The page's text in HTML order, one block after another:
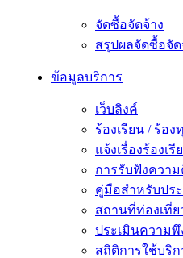
จัดซื้อจัดจ้าง
สรุปผลจัดซื้อจัด
ข้อมูลบริการ
เว็บลิงค์
ร้องเรียน / ร้อง
แจ้งเรื่องร้องเ
การรับฟังควา
คู่มือสำหรับปร
สถานที่ท่องเที่ย
ประเมินความพึ
สถิติการใช้บริ